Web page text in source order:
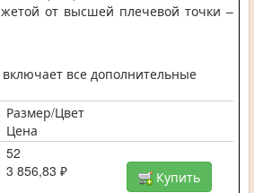
от высшей плечевой точки –
все дополнительные
Размер/Цвет
Цена
52
3 856,83 ₽
Купить